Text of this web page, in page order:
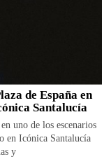
de España en
Santalucía
uno de los escenarios
en Icónica Santalucía
y